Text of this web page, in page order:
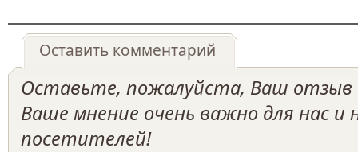
Оставить комментарий
Оставьте, пожалуйста, Ваш отзыв
Ваше мнение очень важно для нас и
посетителей!